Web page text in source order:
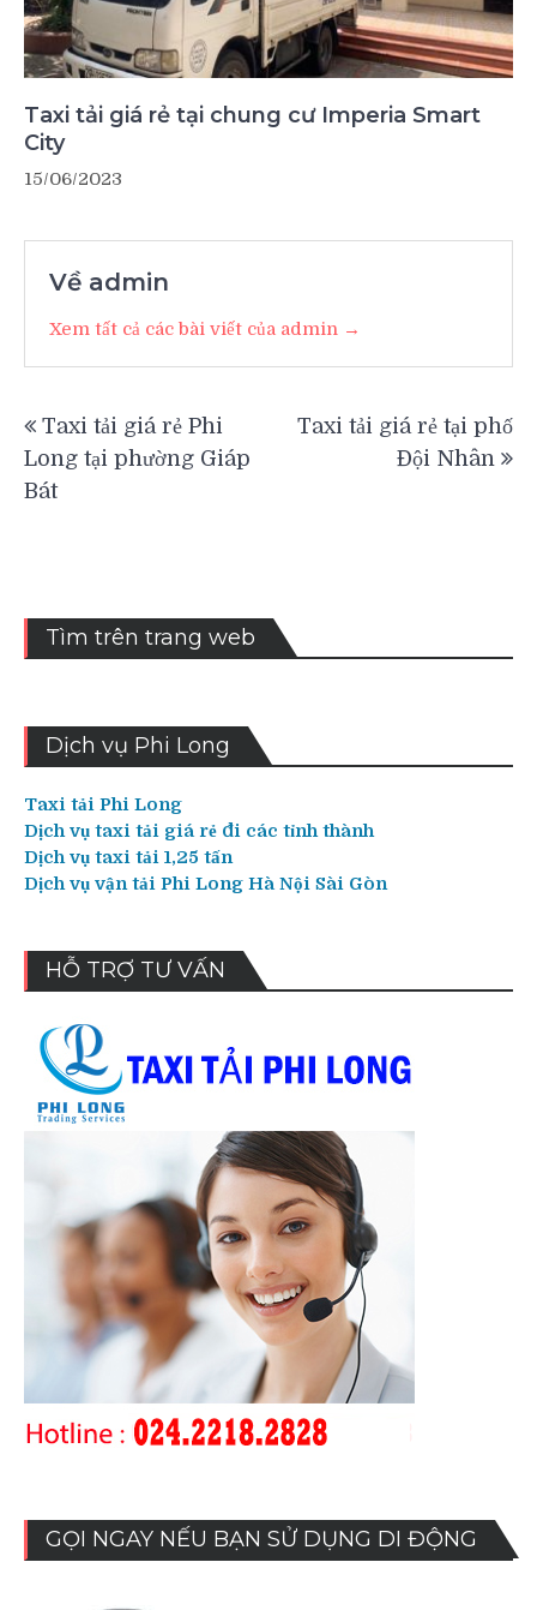
Taxi tải giá rẻ tại chung cư Imperia Smart
City
15/06/2023
Về admin
Xem tất cả các bài viết của admin →
hướng
bài
Taxi tải giá rẻ Phi
Long tại phường Giáp
Bát
Taxi tải giá rẻ tại phố
Đội Nhân
Tìm trên trang web
Dịch vụ Phi Long
Taxi tải Phi Long
Dịch vụ taxi tải giá rẻ đi các tỉnh thành
Dịch vụ taxi tải 1,25 tấn
Dịch vụ vận tải Phi Long Hà Nội Sài Gòn
HỖ TRỢ TƯ VẤN
GỌI NGAY NẾU BẠN SỬ DỤNG DI ĐỘNG